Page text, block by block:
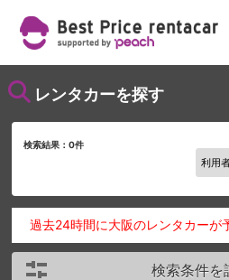
レンタカーを探す
検索結果：0件
過去24時間に大阪のレンタカーが
検索条件を